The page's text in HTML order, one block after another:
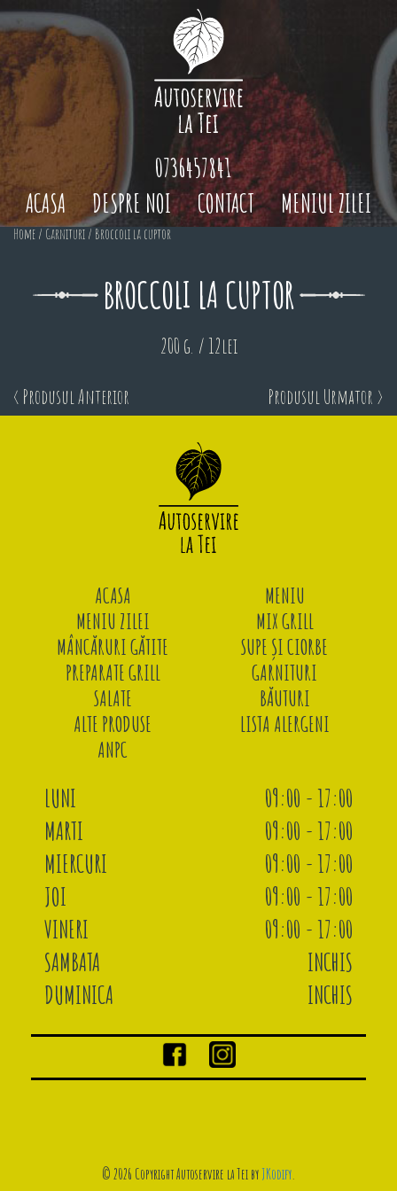
ACASA DESPRE NOI CONTACT MENIUL ZILEI
0736457841
Home / Garnituri / Broccoli la cuptor
BROCCOLI LA CUPTOR
200 g. / 12lei
< Produsul Anterior Produsul Urmator >
ACASA
MENIU
MENIU ZILEI
MIX GRILL
MÂNCĂRURI GĂTITE
SUPE ȘI CIORBE
PREPARATE GRILL
GARNITURI
SALATE
BĂUTURI
ALTE PRODUSE
LISTA ALERGENI
ANPC
LUNI
09:00 - 17:00
MARTI
09:00 - 17:00
MIERCURI
09:00 - 17:00
JOI
09:00 - 17:00
VINERI
09:00 - 17:00
SAMBATA
INCHIS
DUMINICA
INCHIS
© 2026 Copyright Autoservire la Tei byJKodify.